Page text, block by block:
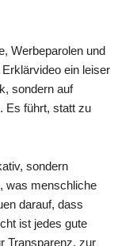
Werbeparolen und
ein leiser
sondern auf
Es führt, statt zu
sondern
was menschliche
darauf, dass
ist jedes gute
Transparenz, zur